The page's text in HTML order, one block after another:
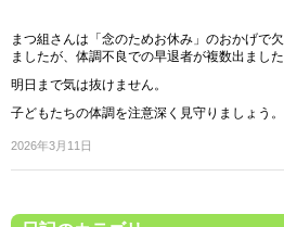
まつ組さんは「念のためお休み」のおかげで
ましたが、体調不良での早退者が複数出ました
明日まで気は抜けません。
子どもたちの体調を注意深く見守りましょう。
2026年3月11日